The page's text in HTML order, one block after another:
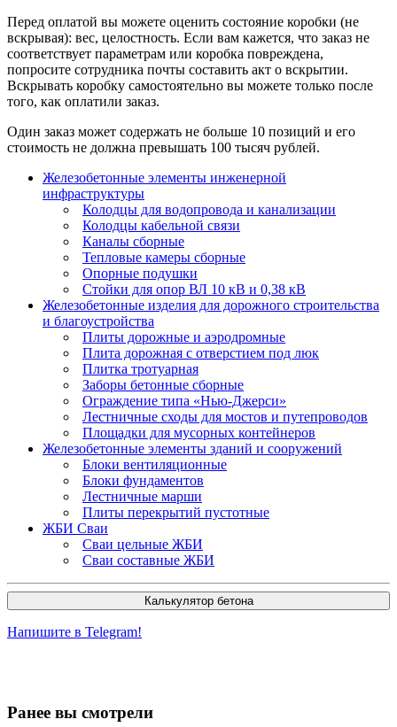
Перед оплатой вы можете оценить состояние коробки (не
вскрывая): вес, целостность. Если вам кажется, что заказ не
соответствует параметрам или коробка повреждена,
попросите сотрудника почты составить акт о вскрытии.
Вскрывать коробку самостоятельно вы можете только после
того, как оплатили заказ.
Один заказ может содержать не больше 10 позиций и его
стоимость не должна превышать 100 тысяч рублей.
Железобетонные элементы инженерной
инфраструктуры
Колодцы для водопровода и канализации
Колодцы кабельной связи
Каналы сборные
Тепловые камеры сборные
Опорные подушки
Стойки для опор ВЛ 10 кВ и 0,38 кВ
Железобетонные изделия для дорожного строительства
и благоустройства
Плиты дорожные и аэродромные
Плита дорожная с отверстием под люк
Плитка тротуарная
Заборы бетонные сборные
Ограждение типа «Нью-Джерси»
Лестничные сходы для мостов и путепроводов
Площадки для мусорных контейнеров
Железобетонные элементы зданий и сооружений
Блоки вентиляционные
Блоки фундаментов
Лестничные марши
Плиты перекрытий пустотные
ЖБИ Сваи
Сваи цельные ЖБИ
Сваи составные ЖБИ
Калькулятор бетона
Напишите в Telegram!
Ранее вы смотрели